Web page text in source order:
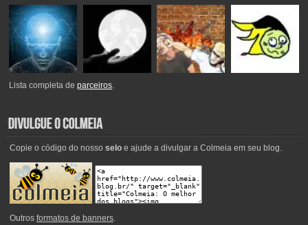
Lista completa deparceiros.
Copie o código do nosso seloe ajude a divulgar a Colmeia em seu blog.
Outros formatos de banners.